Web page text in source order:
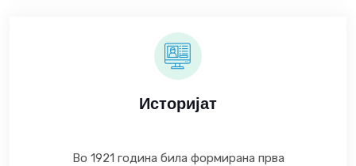
Историјат
Во 1921 година била формирана прва